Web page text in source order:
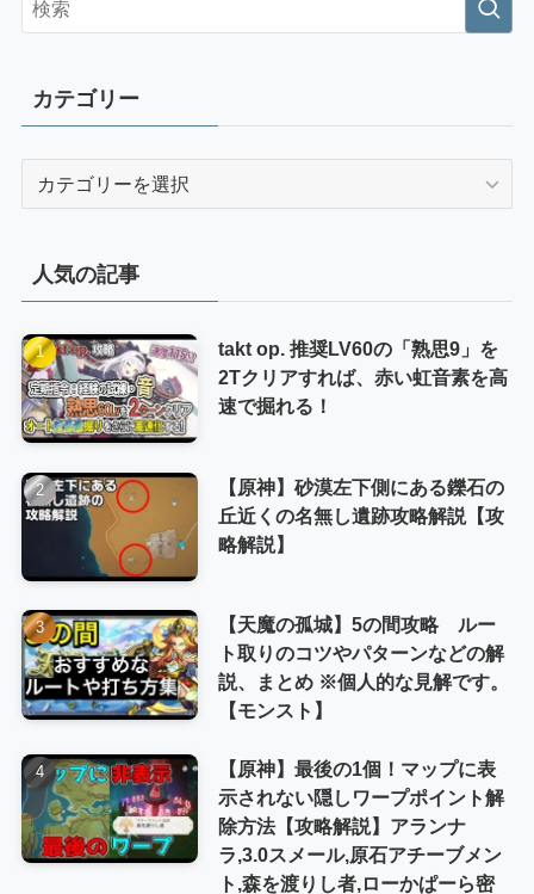
カテゴリー
ー
人気の記事
takt op. 推奨LV60の「熟思9」を
2Tクリアすれば、赤い虹音素を高
速で掘れる！
【原神】砂漠左下側にある鑠石の
丘近くの名無し遺跡攻略解説【攻
略解説】
【天魔の孤城】5の間攻略 ルー
ト取りのコツやパターンなどの解
説、まとめ ※個人的な見解です。
【モンスト】
【原神】最後の1個！マップに表
示されない隠しワープポイント解
除方法【攻略解説】アランナ
ラ,3.0スメール,原石アチーブメン
ト,森を渡りし者,ローかぱーら密